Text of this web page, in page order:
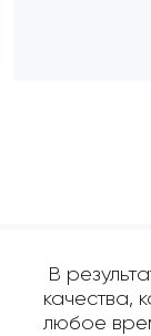
В
качества,
любое